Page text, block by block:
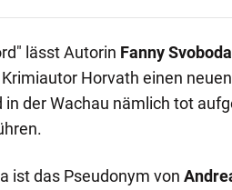
lässt Autorin Fanny Svoboda
Horvath einen
der Wachau nämlich tot
ist das Pseudonym von